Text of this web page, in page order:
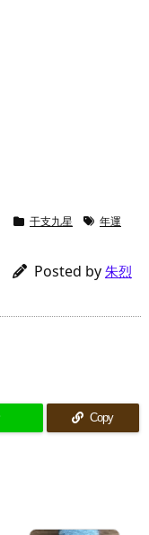
干支九星 年運
Posted by 朱烈
Copy